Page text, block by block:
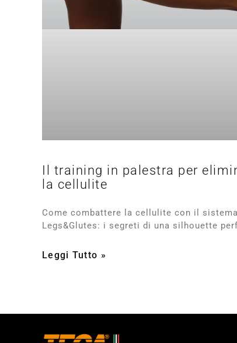
Il training in palestra per
la cellulite
Come combattere la cellulite con il sistema
Legs&Glutes: i segreti di una silhouette
Leggi Tutto »